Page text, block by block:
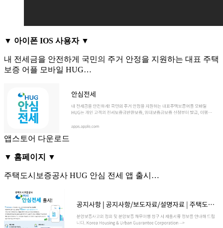
▼ 아이폰 IOS 사용자 ▼
내 전세금을 안전하게 국민의 주거 안정을 지원하는 대표 주택
보증 어플 모바일 HUG…
앱스토어 다운로드
▼ 홈페이지 ▼
주택도시보증공사 HUG 안심 전세 앱 출시…